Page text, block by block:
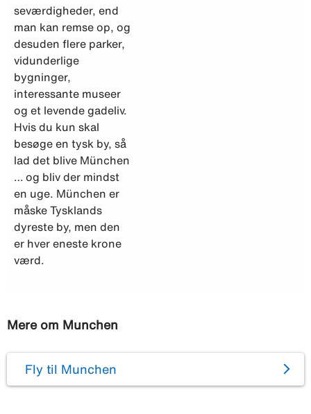
seværdigheder, end
man kan remse op, og
desuden flere parker,
vidunderlige
bygninger,
interessante museer
og et levende gadeliv.
Hvis du kun skal
besøge en tysk by, så
lad det blive München
… og bliv der mindst
en uge. München er
måske Tysklands
dyreste by, men den
er hver eneste krone
værd.
Mere om Munchen
Fly til Munchen